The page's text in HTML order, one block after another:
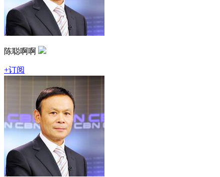
陈聪啊啊
+订阅